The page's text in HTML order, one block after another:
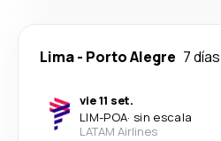
Lima- Porto Alegre 7 días
vie 11 set.
LIM-POA· sin escala
LATAM Airlines